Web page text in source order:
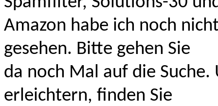
Amazon habe ich noch
gesehen. Bitte gehen Sie
da noch Mal auf die Suche.
erleichtern, finden Sie